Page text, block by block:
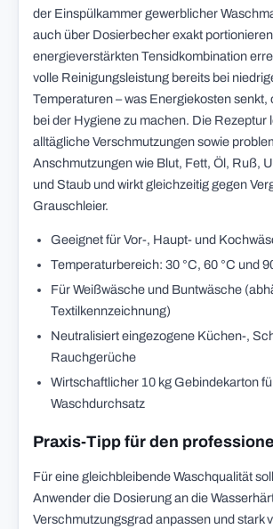
der Einspülkammer gewerblicher
auch über Dosierbecher exakt
energieverstärkten Tensidkombination
volle Reinigungsleistung bereits bei
Temperaturen – was Energiekosten senkt,
bei der Hygiene zu machen. Die Rezeptur
alltägliche Verschmutzungen sowie
Anschmutzungen wie Blut, Fett, Öl, Ruß,
und Staub und wirkt gleichzeitig gegen
Grauschleier.
Geeignet für Vor-, Haupt- und
Temperaturbereich: 30 °C, 60 °C und
Für Weißwäsche und Buntwäsche
Textilkennzeichnung)
Neutralisiert eingezogene Küchen-,
Rauchgerüche
Wirtschaftlicher 10 kg Gebindekarton
Waschdurchsatz
Praxis-Tipp für den
Für eine gleichbleibende Waschqualität
Anwender die Dosierung an die
Verschmutzungsgrad anpassen und stark